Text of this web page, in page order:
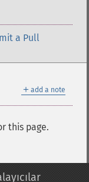
a Pull
＋ add a note
this page.